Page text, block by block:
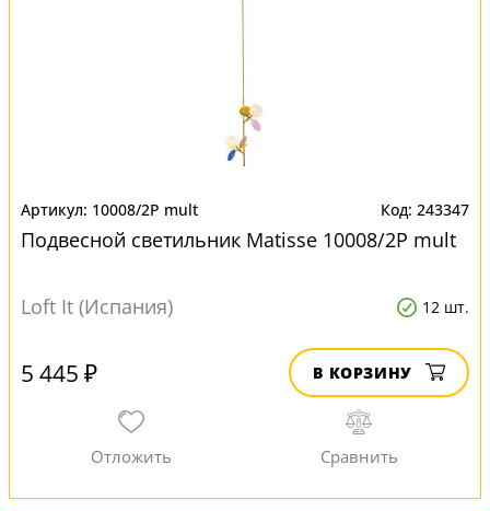
10008/2P mult 243347
Подвесной светильник Matisse 10008/2P mult
Loft It (Испания) 12 шт.
5 445 ₽ В КОРЗИНУ